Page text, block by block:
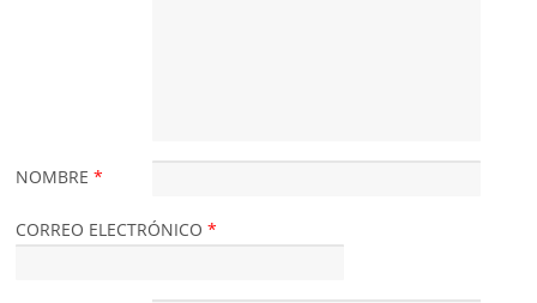
NOMBRE*
CORREO ELECTRÓNICO*